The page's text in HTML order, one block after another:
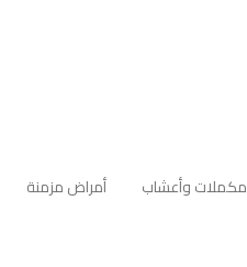
مكملات وأعشاب أمراض مزمنة